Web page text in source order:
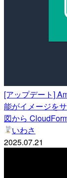
[アップデート]
能がイメージを
図から
いわさ
2025.07.21